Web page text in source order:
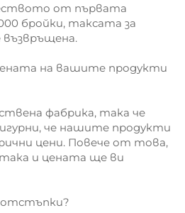
от първата
бройки, таксата за
на вашите продукти
фабрика, така че
че нашите продукти
цени. Повече от това,
и цената ще ви
отстъпки?